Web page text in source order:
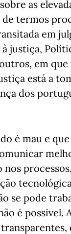
as
termos
em
justiça,
em
está a
dos
é mau e
se pode
é possível.